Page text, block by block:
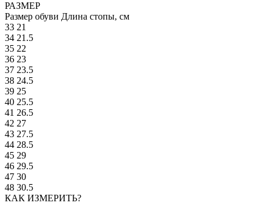
РАЗМЕР
Размер обуви Длина стопы, см
33 21
34 21.5
35 22
36 23
37 23.5
38 24.5
39 25
40 25.5
41 26.5
42 27
43 27.5
44 28.5
45 29
46 29.5
47 30
48 30.5
КАК ИЗМЕРИТЬ?